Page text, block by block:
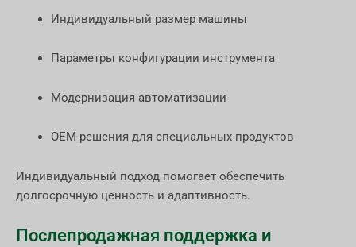
Индивидуальный размер машины
Параметры конфигурации инструмента
Модернизация автоматизации
OEM-решения для специальных продуктов
Индивидуальный подход помогает обеспечить
долгосрочную ценность и адаптивность.
Послепродажная поддержка и